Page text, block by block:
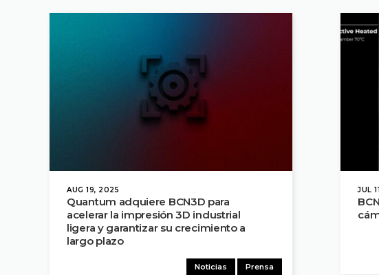
AUG 19, 2025
Noticias Prensa
Quantum adquiere BCN3D para
acelerar la impresión 3D industrial
ligera y garantizar su crecimiento a
largo plazo
JUL